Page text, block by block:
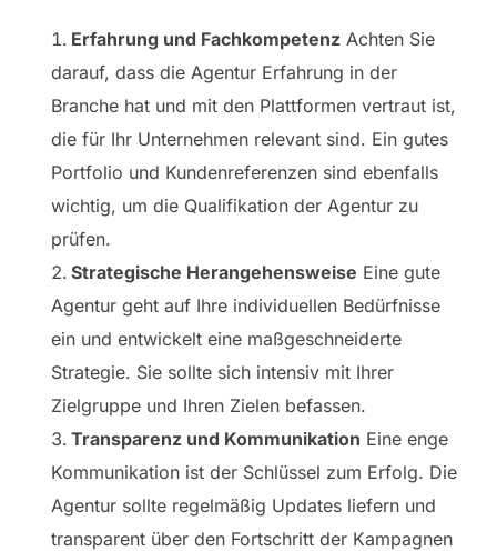
Erfahrung und Fachkompetenz Achten Sie
darauf, dass die Agentur Erfahrung in der
Branche hat und mit den Plattformen vertraut ist,
die für Ihr Unternehmen relevant sind. Ein gutes
Portfolio und Kundenreferenzen sind ebenfalls
wichtig, um die Qualifikation der Agentur zu
prüfen.
Strategische Herangehensweise Eine gute
Agentur geht auf Ihre individuellen Bedürfnisse
ein und entwickelt eine maßgeschneiderte
Strategie. Sie sollte sich intensiv mit Ihrer
Zielgruppe und Ihren Zielen befassen.
Transparenz und Kommunikation Eine enge
Kommunikation ist der Schlüssel zum Erfolg. Die
Agentur sollte regelmäßig Updates liefern und
transparent über den Fortschritt der Kampagnen